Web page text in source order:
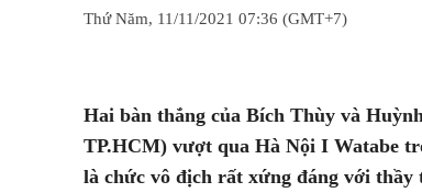
Thứ Năm, 11/11/2021 07:36 (GMT+7)
Hai bàn thắng của Bích Thùy và
TP.HCM) vượt qua Hà Nội I Watabe
là chức vô địch rất xứng đáng với